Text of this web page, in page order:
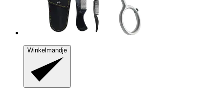
Winkelmandje